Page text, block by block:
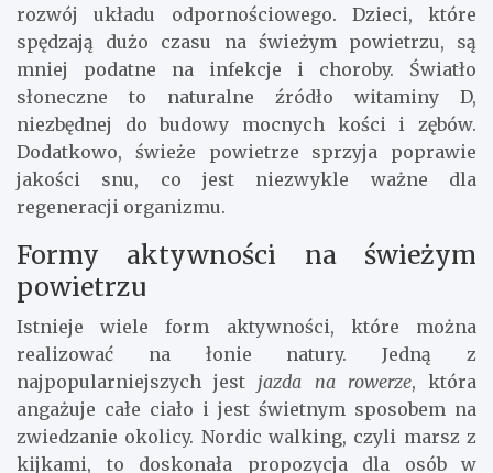
rozwój układu odpornościowego. Dzieci, które
spędzają dużo czasu na świeżym powietrzu, są
mniej podatne na infekcje i choroby. Światło
słoneczne to naturalne źródło witaminy D,
niezbędnej do budowy mocnych kości i zębów.
Dodatkowo, świeże powietrze sprzyja poprawie
jakości snu, co jest niezwykle ważne dla
regeneracji organizmu.
Formy aktywności na świeżym
powietrzu
Istnieje wiele form aktywności, które można
realizować na łonie natury. Jedną z
najpopularniejszych jest jazda na rowerze, która
angażuje całe ciało i jest świetnym sposobem na
zwiedzanie okolicy. Nordic walking, czyli marsz z
kijkami, to doskonała propozycja dla osób w